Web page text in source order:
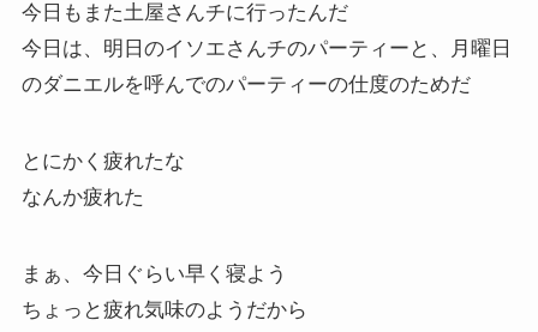
今日もまた土屋さんチに行ったんだ
今日は、明日のイソエさんチのパーティーと、月曜日
のダニエルを呼んでのパーティーの仕度のためだ
とにかく疲れたな
なんか疲れた
まぁ、今日ぐらい早く寝よう
ちょっと疲れ気味のようだから